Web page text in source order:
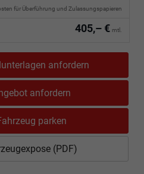
für Überführung und Zulassungspapieren
405,– € mtl.
anfordern
anfordern
parken
(PDF)